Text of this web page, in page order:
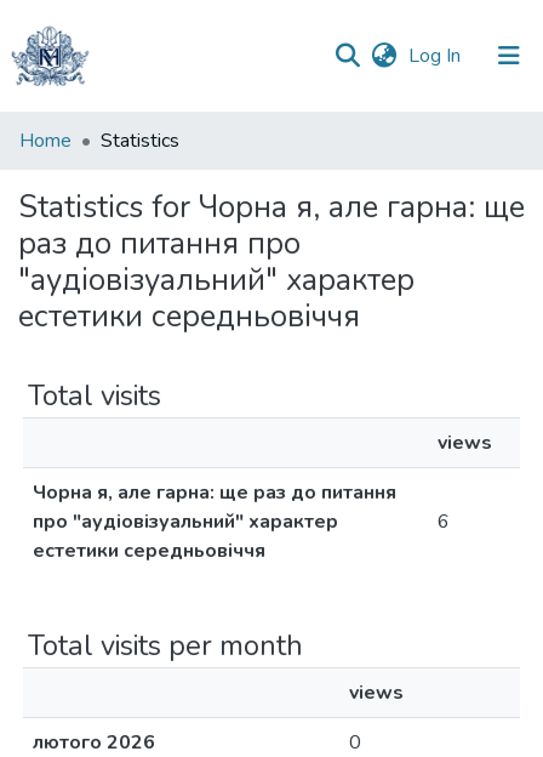
Log In (current)
Communities
Collections
All of DSpace
Home Statistics
Statistics for Чорна я, але гарна: ще
раз до питання про
"аудіовізуальний" характер
естетики середньовіччя
Total visits
views
Чорна я, але гарна: ще раз до питання
про "аудіовізуальний" характер
естетики середньовіччя
6
Total visits per month
views
лютого 2026
0